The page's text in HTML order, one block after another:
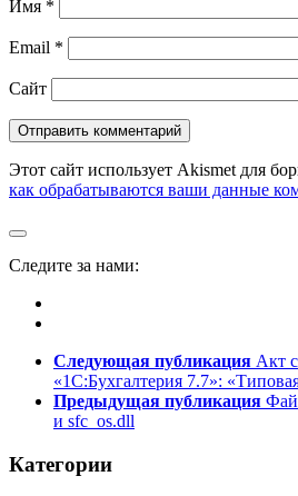
Имя *
Email *
Сайт
Этот сайт использует Akismet для
как обрабатываются ваши данные
Следите за нами:
Следующая публикация Акт
«1С:Бухгалтерия 7.7»:
Предыдущая публикация
и sfc_os.dll
Категории